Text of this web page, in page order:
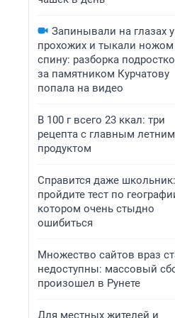
Запинывали на глазах у
прохожих и тыкали ножом
спину: разборка
за памятником Курчатову
попала на видео
В 100 г всего 23 ккал: три
рецепта с главным летним
продуктом
Справится даже школьник:
пройдите тест по
котором очень стыдно
ошибиться
Множество сайтов враз
недоступны: массовый
произошел в Рунете
Для местных жителей и